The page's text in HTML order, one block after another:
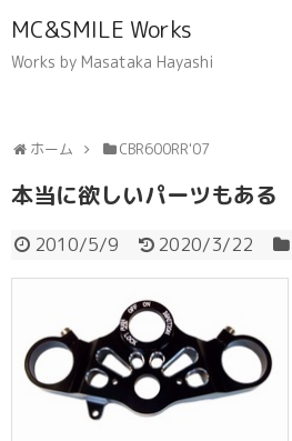
MC&SMILE Works
Works by Masataka Hayashi
ホーム CBR600RR'07
本当に欲しいパーツもある
2010/5/9 2020/3/22